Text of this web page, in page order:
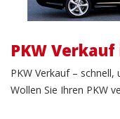
PKW
PKW Verkauf –
Wollen Sie Ihren PKW